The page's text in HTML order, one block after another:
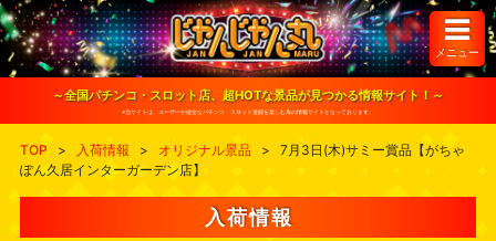
S
k
i
o
メニュー
～全国パチンコ・スロット店、超HOTな景品が見つかる情報サイト！～
※当サイトは、ユーザーが健全なパチンコ・スロット遊戯を楽しむ為の情報サイトとなっております。
TOP > 入荷情報 > オリジナル景品 >
7月3日(木)サミー賞品【がちゃ
ぽん久居インターガーデン店】
入荷情報